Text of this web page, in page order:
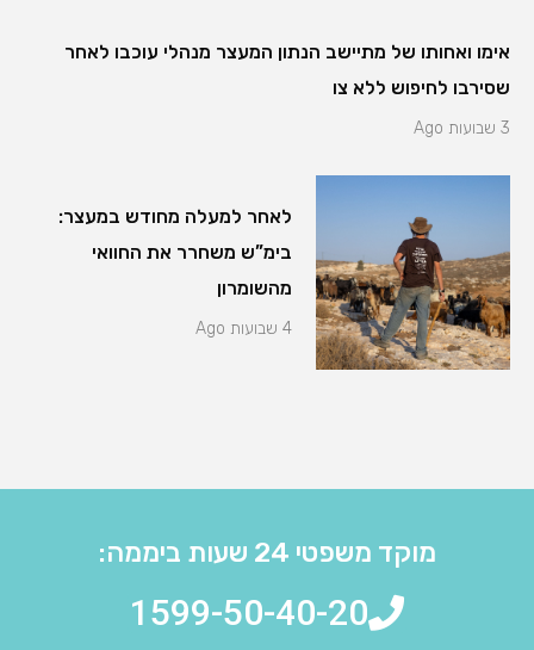
אימו ואחותו של מתיישב הנתון המעצר מנהלי עוכבו לאחר
שסירבו לחיפוש ללא צו
3 שבועות Ago
לאחר למעלה מחודש במעצר:
בימ”ש משחרר את החוואי
מהשומרון
4 שבועות Ago
מוקד משפטי 24 שעות ביממה:
1599-50-40-20